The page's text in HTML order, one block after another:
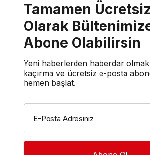
Tamamen Ücretsiz
Olarak
Abone Olabilirsin
Yeni haberlerden haberdar olmak
kaçırma ve ücretsiz e-posta
hemen başlat.
E-Posta Adresiniz